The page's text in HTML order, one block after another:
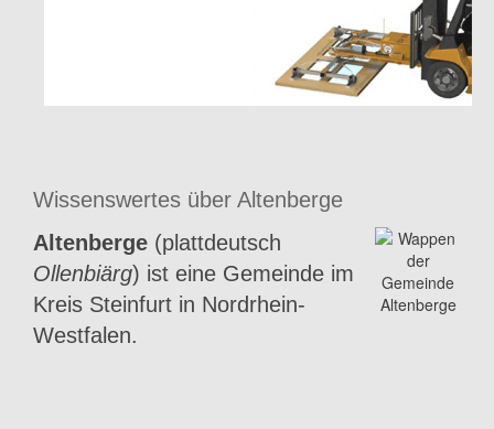
Wissenswertes über Altenberge
Altenberge (plattdeutsch
Ollenbiärg) ist eine Gemeinde im
Kreis Steinfurt in Nordrhein-
Westfalen.